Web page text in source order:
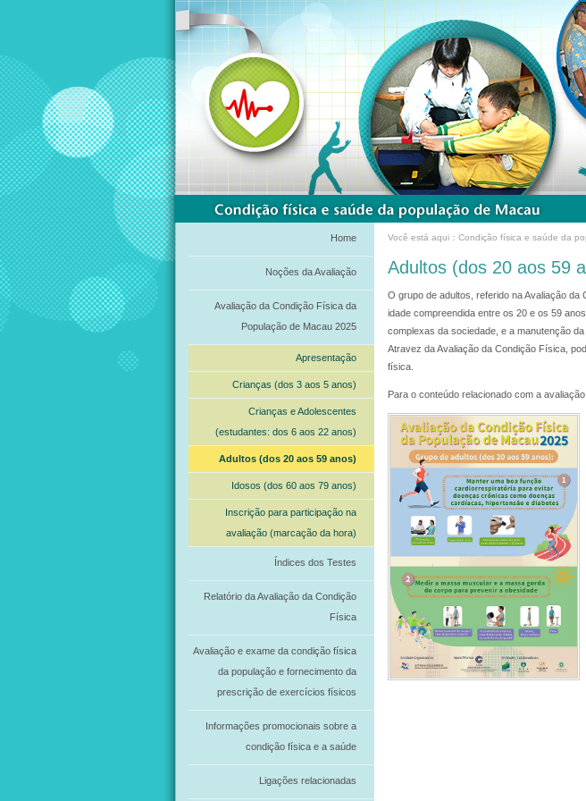
Home
Noções da Avaliação
Avaliação da Condição Física da
População de Macau 2025
Apresentação
Crianças (dos 3 aos 5 anos)
Crianças e Adolescentes
(estudantes: dos 6 aos 22 anos)
Adultos (dos 20 aos 59 anos)
Idosos (dos 60 aos 79 anos)
Inscrição para participação na
avaliação (marcação da hora)
Índices dos Testes
Relatório da Avaliação da Condição
Física
Avaliação e exame da condição física
da população e fornecimento da
prescrição de exercícios físicos
Informações promocionais sobre a
condição física e a saúde
Ligações relacionadas
Você está aqui：Condição física e saúde da
Adultos (dos 20 aos 59
O grupo de adultos, referido na Avaliação
idade compreendida entre os 20 e os 59
complexas da sociedade, e a manutenção
Atravez da Avaliação da Condição Física,
física.
Para o conteúdo relacionado com a